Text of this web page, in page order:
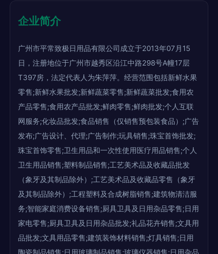
企业简介
广州市平常致极日用品有限公司成立于2013年07月15
日，注册地位于广州市越秀区沿江中路298号A幢17层
T397房，法定代表人为朱萍萍。经营范围包括新鲜水果
零售;新鲜水果批发;新鲜蔬菜零售;新鲜蔬菜批发;食用农
产品零售;食用农产品批发;鲜肉零售;鲜肉批发;个人互联
网服务;化妆品批发;食品销售（仅销售预包装食品）;广告
发布;广告设计、代理;广告制作;玩具销售;珠宝首饰批发;
珠宝首饰零售;卫生用品和一次性使用医疗用品销售;个人
卫生用品销售;塑料制品销售;工艺美术品及收藏品批发
（象牙及其制品除外）;工艺美术品及收藏品零售（象牙
及其制品除外）;工程塑料及合成树脂销售;建筑物清洁服
务;智能家庭消费设备销售;厨具卫具及日用杂品零售;日用
家电零售;厨具卫具及日用杂品批发;礼品花卉销售;文具用
品批发;文具用品零售;建筑装饰材料销售;灯具销售;日用